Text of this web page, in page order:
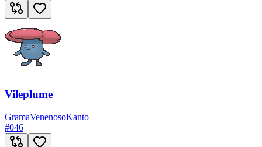
Vileplume
GramaVenenosoKanto
#046